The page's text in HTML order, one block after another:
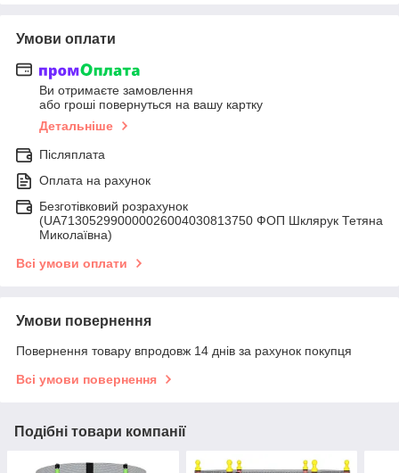
Умови оплати
Ви отримаєте замовлення
або гроші повернуться на вашу картку
Детальніше
Післяплата
Оплата на рахунок
Безготівковий розрахунок
(UA713052990000026004030813750 ФОП Шклярук Тетяна
Миколаївна)
Всі умови оплати
Умови повернення
Повернення товару впродовж 14 днів за рахунок покупця
Всі умови повернення
Подібні товари компанії